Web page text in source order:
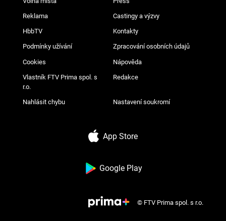
Reklama Castingy a výzvy
HbbTV Kontakty
Podmínky užívání Zpracování osobních údajů
Cookies Nápověda
Vlastník FTV Prima spol. s
r.o.
Redakce
Nahlásit chybu Nastavení soukromí
App Store
Google Play
© FTV Prima spol. s r.o.